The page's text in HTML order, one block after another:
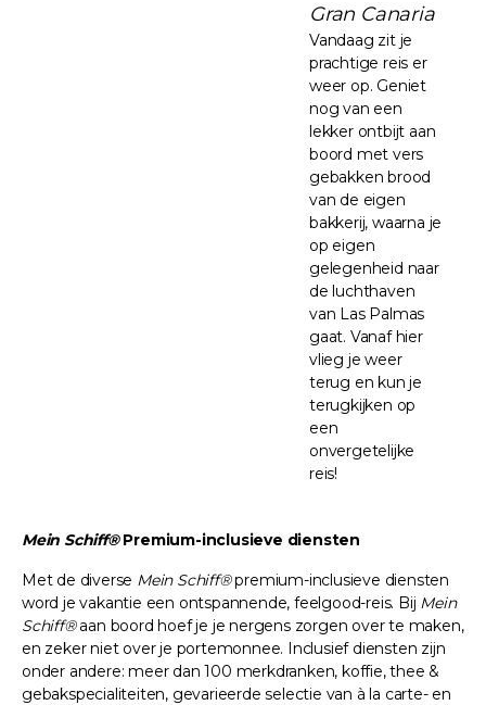
Gran Canaria
Vandaag zit je
prachtige reis er
weer op. Geniet
nog van een
lekker ontbijt aan
boord met vers
gebakken brood
van de eigen
bakkerij, waarna je
op eigen
gelegenheid naar
de luchthaven
van Las Palmas
gaat. Vanaf hier
vlieg je weer
terug en kun je
terugkijken op
een
onvergetelijke
reis!
Mein Schiff®Premium-inclusieve diensten
Met de diverse Mein Schiff®premium-inclusieve diensten
word je vakantie een ontspannende, feelgood-reis. Bij Mein
Schiff®aan boord hoef je je nergens zorgen over te maken,
en zeker niet over je portemonnee. Inclusief diensten zijn
onder andere: meer dan 100 merkdranken, koffie, thee &
gebakspecialiteiten, gevarieerde selectie van à la carte- en